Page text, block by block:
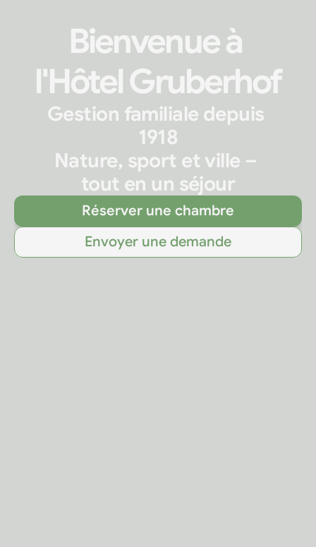
Bienvenue à
l'Hôtel Gruberhof
Gestion familiale depuis
1918
Nature, sport et ville –
tout en un séjour
Réserver une chambre
Envoyer une demande